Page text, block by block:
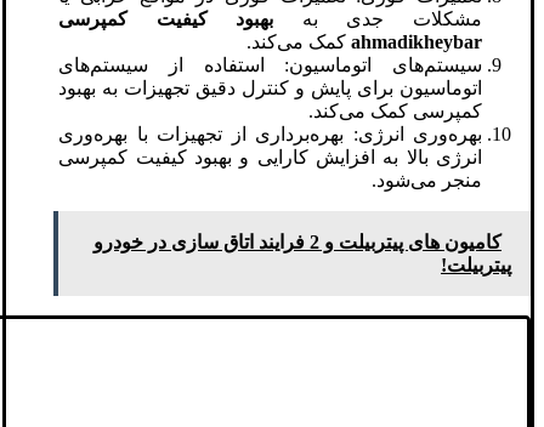
مشکلات جدی به بهبود کیفیت کمپرسی
ahmadikheybar کمک می‌کند.
سیستم‌های اتوماسیون: استفاده از سیستم‌های
اتوماسیون برای پایش و کنترل دقیق تجهیزات به بهبود
کمپرسی کمک می‌کند.
بهره‌وری انرژی: بهره‌برداری از تجهیزات با بهره‌وری
انرژی بالا به افزایش کارایی و بهبود کیفیت کمپرسی
منجر می‌شود.
کامیون‌ های پیتربیلت و 2 فرایند اتاق سازی در خودرو
پیتربیلت!